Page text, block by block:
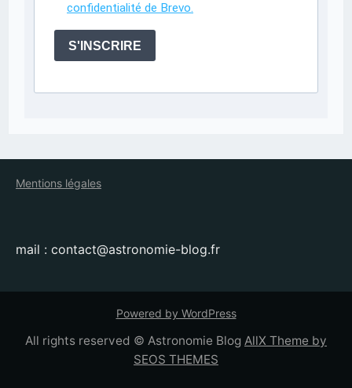
confidentialité de Brevo.
S'INSCRIRE
Mentions légales
mail : contact@astronomie-blog.fr
Powered by WordPress
All rights reserved © Astronomie Blog AllX Theme by
SEOS THEMES